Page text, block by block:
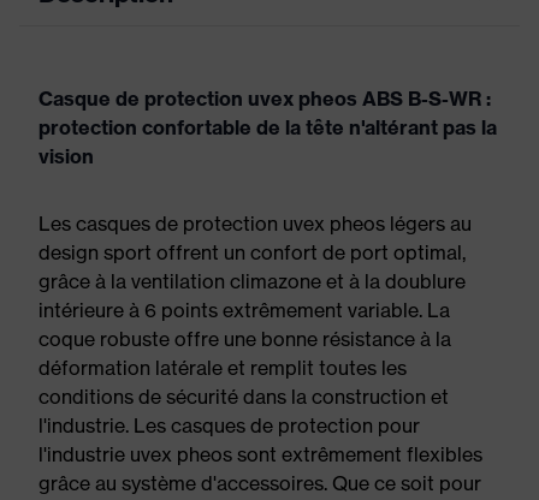
Casque de protection uvex pheos ABS B-S-WR :
protection confortable de la tête n'altérant pas la
vision
Les casques de protection uvex pheos légers au
design sport offrent un confort de port optimal,
grâce à la ventilation climazone et à la doublure
intérieure à 6 points extrêmement variable. La
coque robuste offre une bonne résistance à la
déformation latérale et remplit toutes les
conditions de sécurité dans la construction et
l'industrie. Les casques de protection pour
l'industrie uvex pheos sont extrêmement flexibles
grâce au système d'accessoires. Que ce soit pour